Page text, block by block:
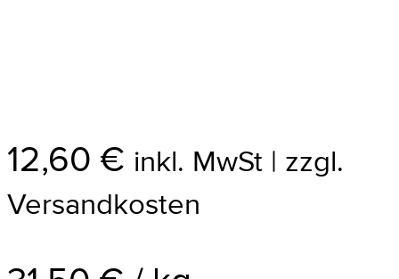
12,60 € inkl. MwSt | zzgl.
Versandkosten